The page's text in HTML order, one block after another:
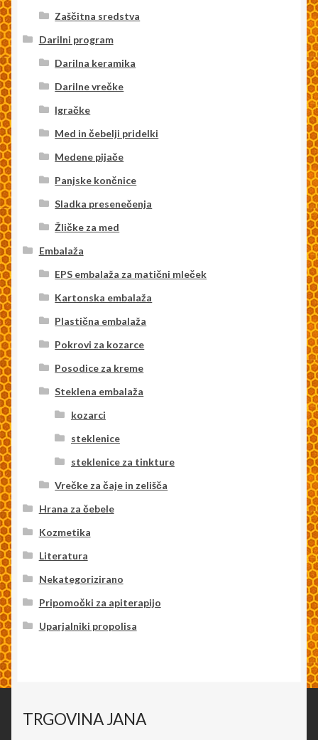
Zaščitna sredstva
Darilni program
Darilna keramika
Darilne vrečke
Igračke
Med in čebelji pridelki
Medene pijače
Panjske končnice
Sladka presenečenja
Žličke za med
Embalaža
EPS embalaža za matični mleček
Kartonska embalaža
Plastična embalaža
Pokrovi za kozarce
Posodice za kreme
Steklena embalaža
kozarci
steklenice
steklenice za tinkture
Vrečke za čaje in zelišča
Hrana za čebele
Kozmetika
Literatura
Nekategorizirano
Pripomočki za apiterapijo
Uparjalniki propolisa
TRGOVINA JANA